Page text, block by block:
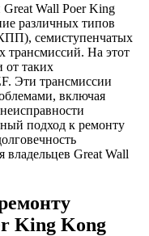
Great Wall Poer King
различных типов
семиступенчатых
трансмиссий. На этот
от таких
Эти трансмиссии
включая
подход к ремонту
владельцев Great Wall
King Kong